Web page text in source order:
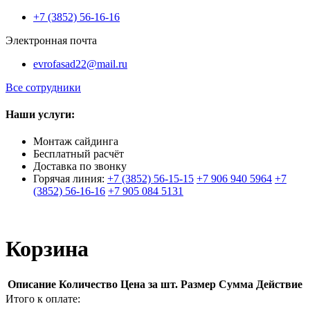
+7 (3852) 56-16-16
Электронная почта
evrofasad22@mail.ru
Все сотрудники
Наши услуги:
Монтаж сайдинга
Бесплатный расчёт
Доставка по звонку
Горячая линия: +7 (3852) 56-15-15 +7 906 940 5964 +7
(3852) 56-16-16 +7 905 084 5131
Корзина
Описание Количество Цена за шт. Размер Сумма Действие
Итого к оплате: